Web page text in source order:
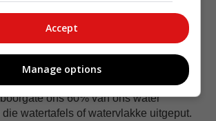
moes lankal meer spaarsamig met
geword het.
het ons in ’n gemaksone laat verval. Vir
ons 60% van ons water
watertafels of watervlakke uitgeput.
Accept
Manage options